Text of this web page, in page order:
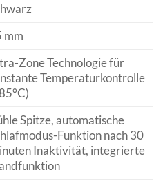
mm
Zone Technologie für
Temperaturkontrolle
Spitze, automatische
Funktion nach 30
Inaktivität, integrierte